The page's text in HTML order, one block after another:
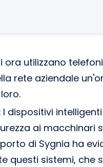
ora utilizzano
rete aziendale
I dispositivi
ai macchinari
di Sygnia ha
questi sistemi, che